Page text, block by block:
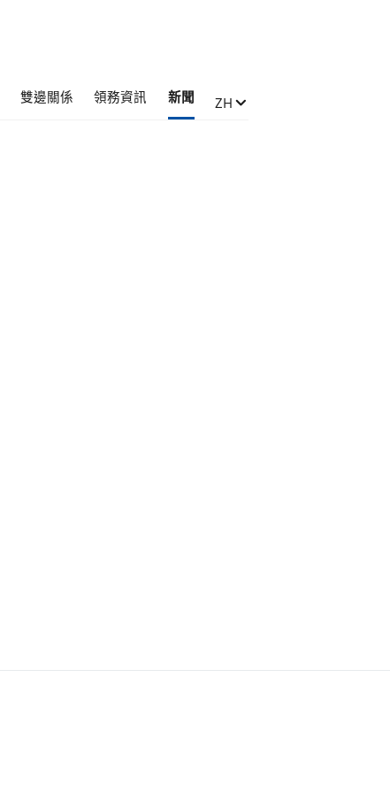
雙邊關係 領務資訊 新聞 Zmień język
ZH